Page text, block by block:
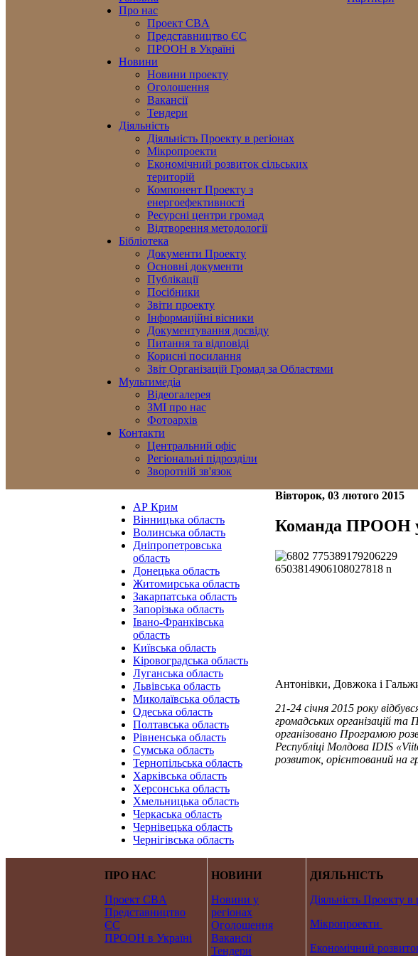
Про нас
Проект CBA
Представництво ЄС
ПРООН в Україні
Новини
Новини проекту
Оголошення
Вакансії
Тендери
Діяльність
Діяльність Проекту в регіонах
Мікропроекти
Економічний розвиток сільських
територій
Компонент Проекту з
енергоефективності
Ресурсні центри громад
Відтворення методології
Бібліотека
Документи Проекту
Основні документи
Публікації
Посібники
Звіти проекту
Інформаційні вісники
Документування досвіду
Питання та відповіді
Корисні посилання
Звіт Організацій Громад за Областями
Мультимедіа
Відеогалерея
ЗМІ про нас
Фотоархів
Контакти
Центральний офіс
Регіональні підрозділи
Зворотній зв'язок
АР Крим
Вінницька область
Волинська область
Дніпропетровська
область
Донецька область
Житомирська область
Закарпатська область
Запорізька область
Івано-Франківська
область
Київська область
Кіровоградська область
Луганська область
Львівська область
Миколаївська область
Одеська область
Полтавська область
Рівненська область
Сумська область
Тернопільська область
Харківська область
Херсонська область
Хмельницька область
Черкаська область
Чернівецька область
Чернігівська область
Вівторок, 03 лютого 2015
Команда ПРООН у
Антонівки, Довжока і
21-24 січня 2015 року
громадських організацій
організовано Програмою
Республіці Молдова IDIS
розвиток, орієнтований на
ПРО НАС
Проект CBA
Представництво
ЄС
ПРООН в Україні
НОВИНИ
Новини у
регіонах
Оголошення
Вакансії
Тендери
ДІЯЛЬНІСТЬ
Діяльність Проекту в
Мікропроекти
Економічний